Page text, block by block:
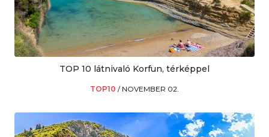
TOP 10 látnivaló Korfun, térképpel
TOP10 / NOVEMBER 02.